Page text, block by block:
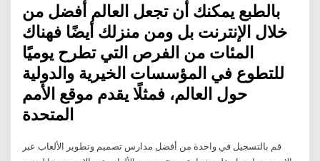
بالطبع يمكنك أن تجعل العالم أفضل من
خلال الإنترنت بل ومن منزلك أيضًا فهناك
المئات من الفرص التي تطرح يوميًا
للتطوع في المؤسسات الخيرية والدولية
حول العالم، فمثلًا يقدم موقع الأمم
المتحدة
قم بالتسجيل في واحدة من أفضل مدارس تصميم وتطوير الألعاب عبر